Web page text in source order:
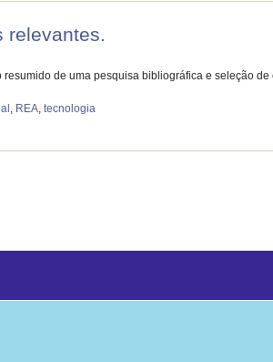
relevantes.
de uma pesquisa bibliográfica e seleção
, REA,tecnologia